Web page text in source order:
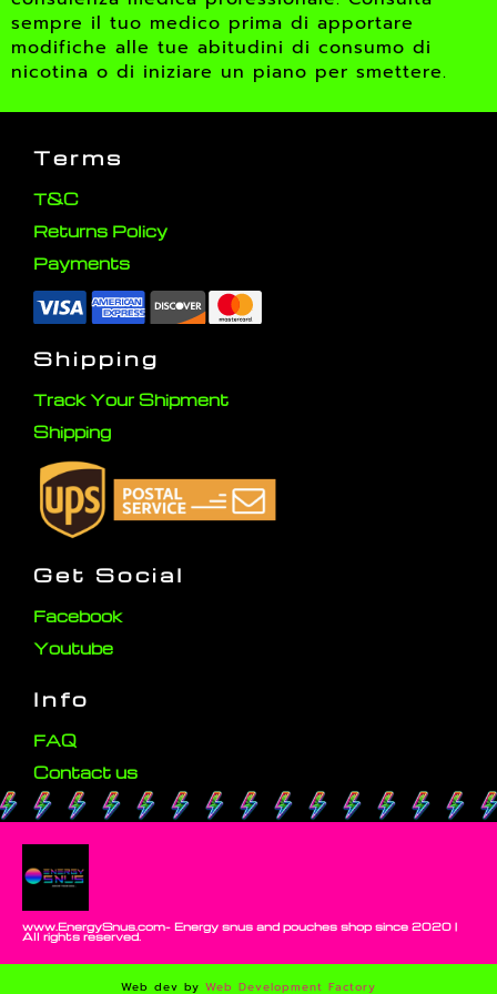
sempre il tuo medico prima di apportare
modifiche alle tue abitudini di consumo di
nicotina o di iniziare un piano per smettere.
Terms
T&C
Returns Policy
Payments
Shipping
Track Your Shipment
Shipping
Get Social
Facebook
Youtube
Info
FAQ
Contact us
www.EnergySnus.com- Energy snus and pouches shop since 2020 |
All rights reserved.
Web dev by Web Development Factory